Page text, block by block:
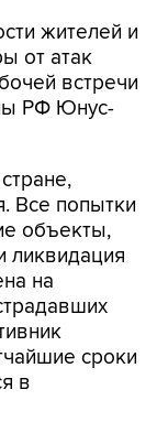
жителей и
от атак
встречи
РФ Юнус-
Все попытки
объекты,
ликвидация
на
сроки
в